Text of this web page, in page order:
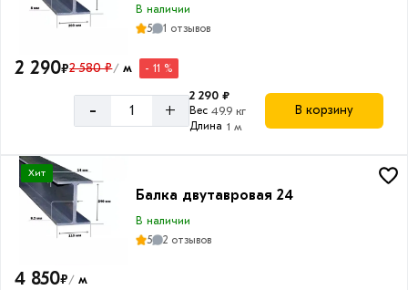
В наличии
5
1 отзывов
2 290₽2 580 ₽/ м - 11 %
- +
2 290 ₽
Вес 49.9 кг
Длина 1 м
В корзину
Хит
Балка двутавровая 24
В наличии
5
2 отзывов
4 850₽/ м